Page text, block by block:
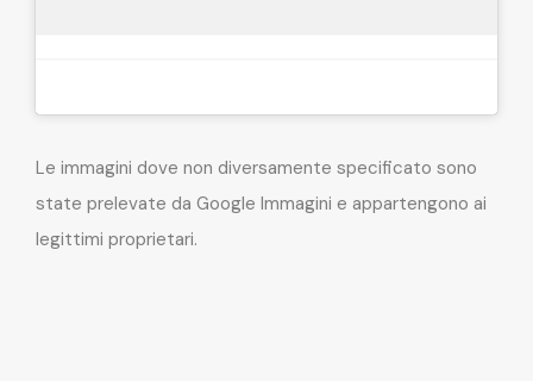
Le immagini dove non diversamente specificato sono
state prelevate da Google Immagini e appartengono ai
legittimi proprietari.